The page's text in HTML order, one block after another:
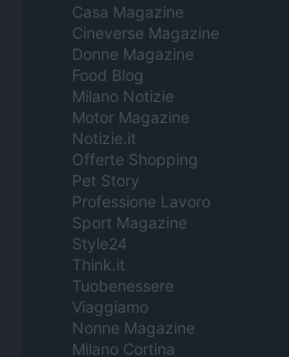
Casa Magazine
Cineverse Magazine
Donne Magazine
Food Blog
Milano Notizie
Motor Magazine
Notizie.it
Offerte Shopping
Pet Story
Professione Lavoro
Sport Magazine
Style24
Think.it
Tuobenessere
Viaggiamo
Nonne Magazine
Milano Cortina